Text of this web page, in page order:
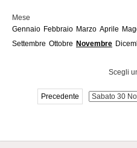
Mese
Gennaio Febbraio Marzo Aprile
Settembre Ottobre Novembre
Scegli
Precedente